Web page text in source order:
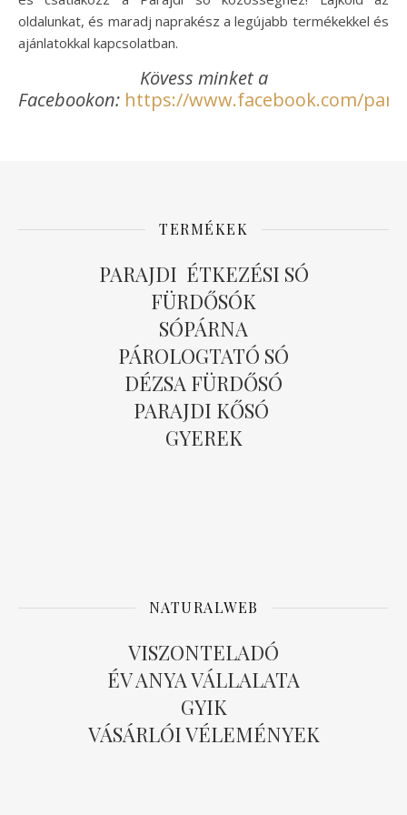
oldalunkat, és maradj naprakész a legújabb termékekkel és
ajánlatokkal kapcsolatban.
Kövess minket a
Facebookon: https://www.facebook.com/
TERMÉKEK
PARAJDI ÉTKEZÉSI SÓ
FÜRDŐSÓK
SÓPÁRNA
PÁROLOGTATÓ SÓ
DÉZSA FÜRDŐSÓ
PARAJDI KŐSÓ
GYEREK
NATURALWEB
VISZONTELADÓ
ÉV ANYA VÁLLALATA
GYIK
VÁSÁRLÓI VÉLEMÉNYEK